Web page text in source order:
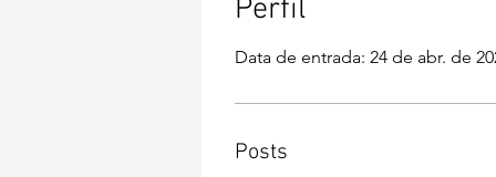
Perfil
Data de entrada: 24 de abr. de
Posts